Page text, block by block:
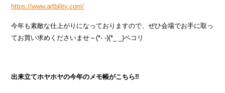
https://www.artbility.com/
今年も素敵な仕上がりになっておりますので、ぜひ会場でお手に取っ
てお買い求めくださいませ～(*- -)(*_ _)ペコリ
出来立てホヤホヤの今年のメモ帳がこちら‼